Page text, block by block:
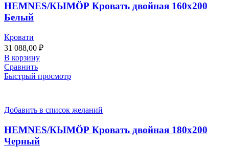
HEMNES/КЫМӦР Кровать двойная 160х200
Белый
Кровати
31 088,00 ₽
В корзину
Сравнить
Быстрый просмотр
Добавить в список желаний
HEMNES/КЫМӦР Кровать двойная 180х200
Черный